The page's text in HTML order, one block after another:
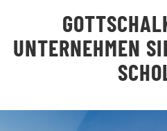
LANDESGRUPPEN
UNTERNEHMEN